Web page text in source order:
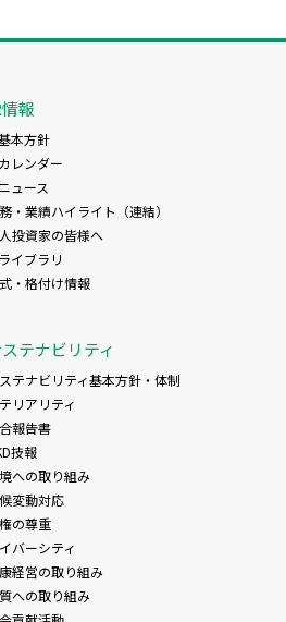
報
本方針
レンダー
ュース
・業績ハイライト（連結）
投資家の皆様へ
イブラリ
・格付け情報
テナビリティ
テナビリティ基本方針・体制
リアリティ
報告書
技報
への取り組み
変動対応
の尊重
バーシティ
経営の取り組み
への取り組み